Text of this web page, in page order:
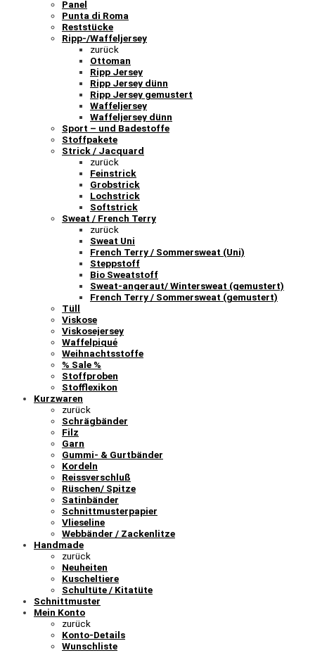
Panel
Punta di Roma
Reststücke
Ripp-/Waffeljersey
zurück
Ottoman
Ripp Jersey
Ripp Jersey dünn
Ripp Jersey gemustert
Waffeljersey
Waffeljersey dünn
Sport – und Badestoffe
Stoffpakete
Strick / Jacquard
zurück
Feinstrick
Grobstrick
Lochstrick
Softstrick
Sweat / French Terry
zurück
Sweat Uni
French Terry / Sommersweat (Uni)
Steppstoff
Bio Sweatstoff
Sweat-angeraut/ Wintersweat (gemustert)
French Terry / Sommersweat (gemustert)
Tüll
Viskose
Viskosejersey
Waffelpiqué
Weihnachtsstoffe
% Sale %
Stoffproben
Stofflexikon
Kurzwaren
zurück
Schrägbänder
Filz
Garn
Gummi- & Gurtbänder
Kordeln
Reissverschluß
Rüschen/ Spitze
Satinbänder
Schnittmusterpapier
Vlieseline
Webbänder / Zackenlitze
Handmade
zurück
Neuheiten
Kuscheltiere
Schultüte / Kitatüte
Schnittmuster
Mein Konto
zurück
Konto-Details
Wunschliste